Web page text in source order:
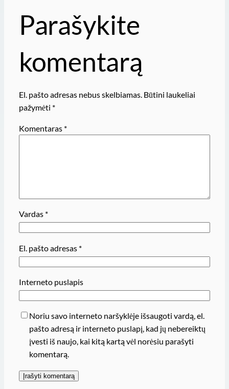
Parašykite
komentarą
El. pašto adresas nebus skelbiamas. Būtini laukeliai
pažymėti *
Komentaras *
Vardas *
El. pašto adresas *
Interneto puslapis
Noriu savo interneto naršyklėje išsaugoti vardą, el.
pašto adresą ir interneto puslapį, kad jų nebereiktų
įvesti iš naujo, kai kitą kartą vėl norėsiu parašyti
komentarą.